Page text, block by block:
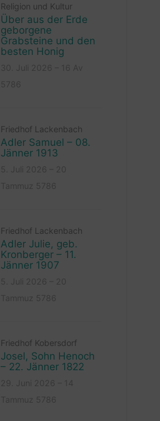
Religion und Kultur
Über aus der Erde
geborgene
Grabsteine und den
besten Honig
Friedhof Lackenbach
Adler Samuel – 08.
Jänner 1913
Friedhof Lackenbach
Adler Julie, geb.
Kronberger – 11.
Jänner 1907
Friedhof Kobersdorf
Josel, Sohn Henoch
– 22. Jänner 1822